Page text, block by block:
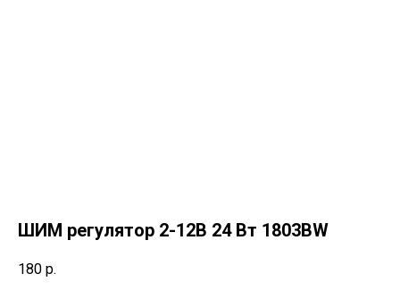
ШИМ регулятор 2-12В 24 Вт 1803BW
180 р.